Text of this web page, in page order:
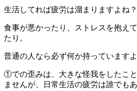
生活してれば疲労は溜まりますよね？
食事が悪かったり、ストレスを抱え
たり。
普通の人なら必ず何か持っています
①での歪みは、大きな怪我をしたこ
ませんが、日常生活の疲労は誰でもあ